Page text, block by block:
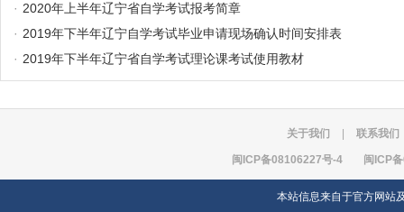
· 2020年上半年辽宁省自学考试报考简章
· 2019年下半年辽宁自学考试毕业申请现场确认时间安排表
· 2019年下半年辽宁省自学考试理论课考试使用教材
关于我们 联系我们
闽ICP备08106227号-4 闽ICP
本站信息来自于官方网站